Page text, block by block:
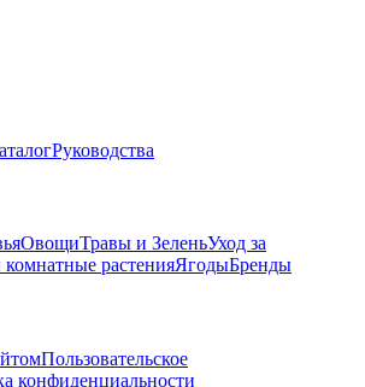
Руководства
ОвощиТравы и ЗеленьУход за
растенияЯгодыБренды
Пользовательское
конфиденциальности